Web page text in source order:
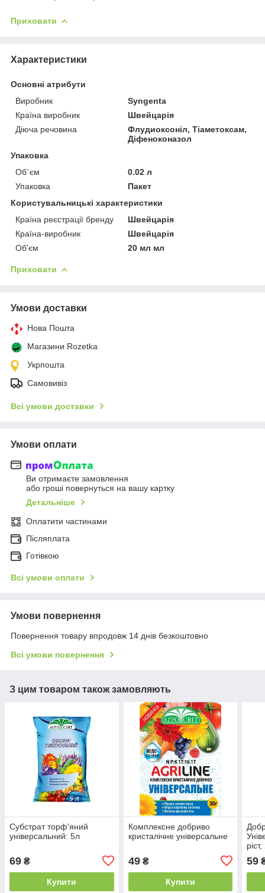
Приховати
Характеристики
Основні атрибути
Виробник
Syngenta
Країна виробник
Швейцарія
Діюча речовина
Флудиоксоніл, Тіаметоксам,
Діфеноконазол
Упаковка
Об`єм
0.02 л
Упаковка
Пакет
Користувальницькі характеристики
Країна реєстрації бренду
Швейцарія
Країна-виробник
Швейцарія
Об'єм
20 мл мл
Приховати
Умови доставки
Нова Пошта
Магазини Rozetka
Укрпошта
Самовивіз
Всі умови доставки
Умови оплати
Ви отримаєте замовлення
або гроші повернуться на вашу картку
Детальніше
Оплатити частинами
Післяплата
Готівкою
Всі умови оплати
Умови повернення
Повернення товару впродовж 14 днів безкоштовно
Всі умови повернення
З цим товаром також замовляють
Субстрат торф'яний
універсальний: 5л
69 ₴
Купити
Комплексне добриво
кристалічне універсальне
49₴
Купити
59